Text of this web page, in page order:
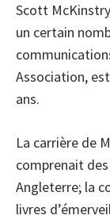
Scott
un certain
Association,
ans.
La carrière de
comprenait
Angleterre; la
livres